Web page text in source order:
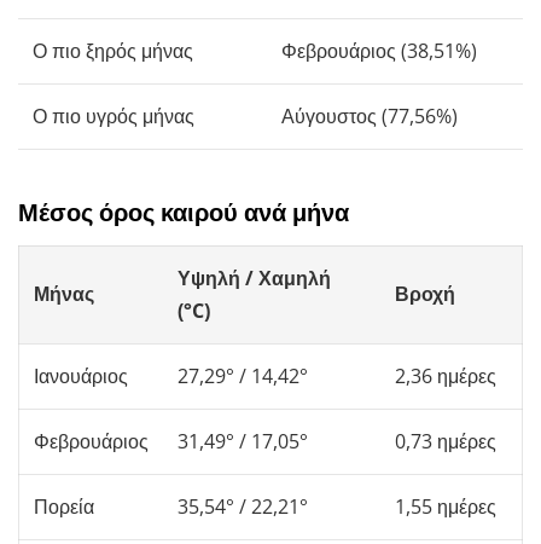
Ο πιο ξηρός μήνας Φεβρουάριος (38,51%)
Ο πιο υγρός μήνας Αύγουστος (77,56%)
Μέσος όρος καιρού ανά μήνα
Μήνας
Υψηλή / Χαμηλή
(°C)
Βροχή
Ιανουάριος 27,29° / 14,42° 2,36 ημέρες
Φεβρουάριος 31,49° / 17,05° 0,73 ημέρες
Πορεία 35,54° / 22,21° 1,55 ημέρες